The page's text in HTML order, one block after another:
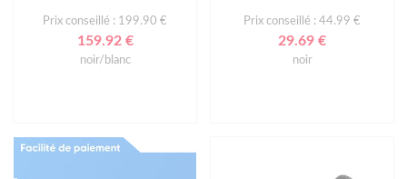
Prix conseillé : 199.90 €
159.92 €
noir/blanc
Prix conseillé : 44.99 €
29.69 €
noir